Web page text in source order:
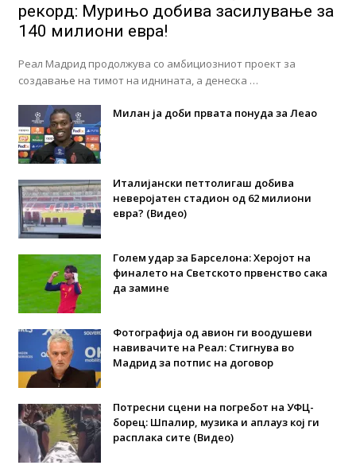
рекорд: Мурињо добива засилување за
140 милиони евра!
Реал Мадрид продолжува со амбициозниот проект за
создавање на тимот на иднината, а денеска …
Милан ја доби првата понуда за Леао
Италијански петтолигаш добива
неверојатен стадион од 62 милиони
евра? (Видео)
Голем удар за Барселона: Херојот на
финалето на Светското првенство сака
да замине
Фотографија од авион ги воодушеви
навивачите на Реал: Стигнува во
Мадрид за потпис на договор
Потресни сцени на погребот на УФЦ-
борец: Шпалир, музика и аплауз кој ги
расплака сите (Видео)